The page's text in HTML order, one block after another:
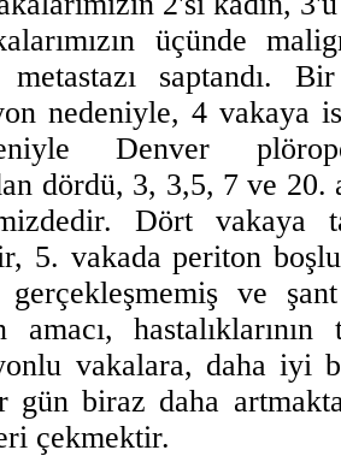
üçünde
metastazı saptandı.
nedeniyle, 4 vakaya
Denver
dördü, 3, 3,5, 7 ve
Dört vakaya
5. vakada periton
gerçekleşmemiş ve
amacı,
vakalara, daha iyi
gün biraz daha
çekmektir.